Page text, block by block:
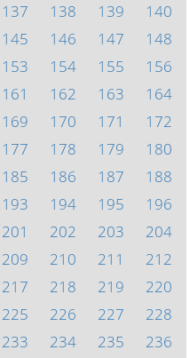
137 138 139
140
145 146 147
148
153 154 155
156
161 162 163
164
169 170 171
172
177 178 179
180
185 186 187
188
193 194 195
196
201 202 203
204
209 210 211
212
217 218 219
220
225 226 227
228
233 234 235
236